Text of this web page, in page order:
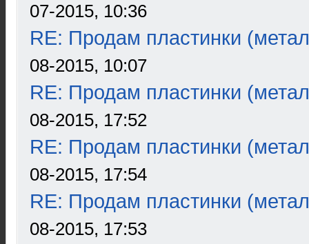
07-2015, 10:36
RE: Продам пластинки
08-2015, 10:07
RE: Продам пластинки
08-2015, 17:52
RE: Продам пластинки
08-2015, 17:54
RE: Продам пластинки
08-2015, 17:53